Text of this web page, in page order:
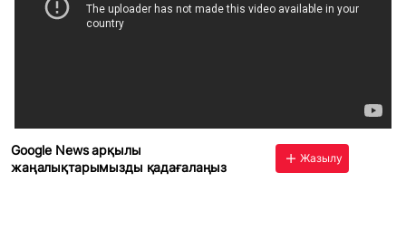
Google News арқылы
жаңалықтарымызды қадағалаңыз
Жазылу